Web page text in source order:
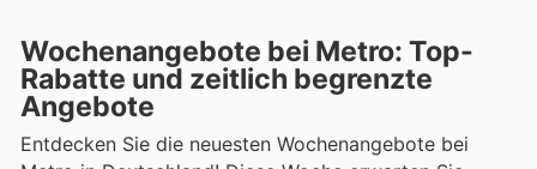
Wochenangebote bei Metro: Top-
Rabatte und zeitlich begrenzte
Angebote
Entdecken Sie die neuesten Wochenangebote bei